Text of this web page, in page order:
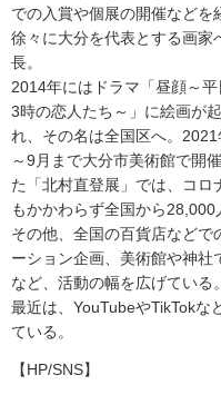
での入賞や個展の開催などを
徐々に大分を代表とする画家
長。
2014年にはドラマ「昼顔～平
3時の恋人たち～」に絵画が
れ、その名は全国区へ。2021
～9月まで大分市美術館で開
た「北村直登展」では、コロ
もかかわらず全国から28,000
その他、全国の百貨店などで
ーション企画、美術館や神社
など、活動の幅を広げている。
最近は、YouTubeやTikTokな
ている。
【HP/SNS】